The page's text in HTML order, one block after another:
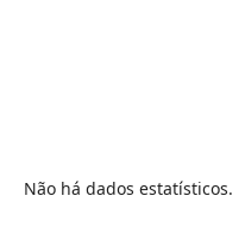
Não há dados estatísticos.